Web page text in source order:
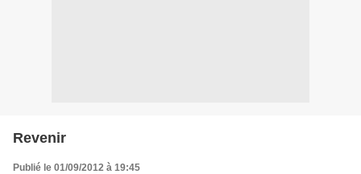
Revenir
Publié le 01/09/2012 à 19:45